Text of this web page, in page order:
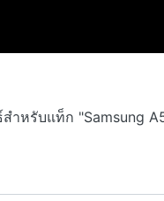
ำหรับแท็ก "Samsung